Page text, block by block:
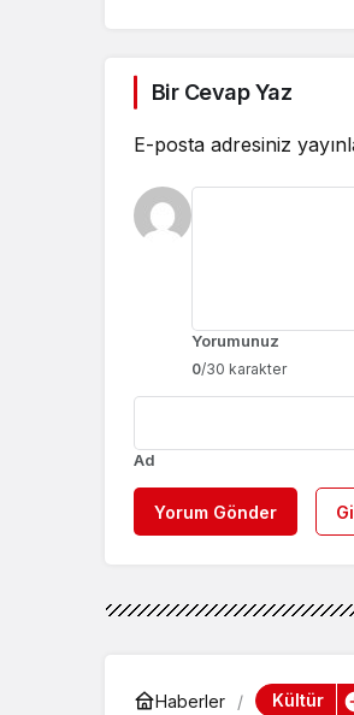
Bir Cevap Yaz
E-posta adresiniz
Yorumunuz
0/30 karakter
Ad
Yorum Gönder
Haberler Kültür